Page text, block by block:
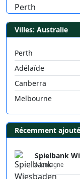
Villes: Australie
Perth
Adélaïde
Canberra
Melbourne
Récemment
Spielbank
Allemagne